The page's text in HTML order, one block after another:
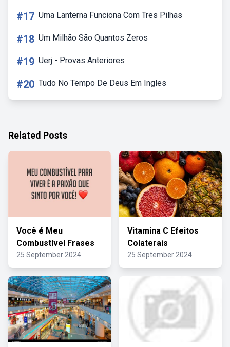
#17 Uma Lanterna Funciona Com Tres Pilhas
#18 Um Milhão São Quantos Zeros
#19 Uerj - Provas Anteriores
#20 Tudo No Tempo De Deus Em Ingles
Related Posts
Você é Meu
Combustível Frases
25 September 2024
Vitamina C Efeitos
Colaterais
25 September 2024